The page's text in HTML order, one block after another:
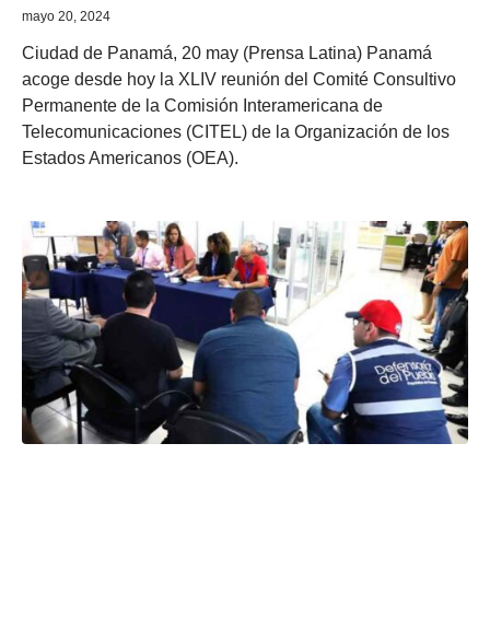
mayo 20, 2024
Ciudad de Panamá, 20 may (Prensa Latina) Panamá
acoge desde hoy la XLIV reunión del Comité Consultivo
Permanente de la Comisión Interamericana de
Telecomunicaciones (CITEL) de la Organización de los
Estados Americanos (OEA).